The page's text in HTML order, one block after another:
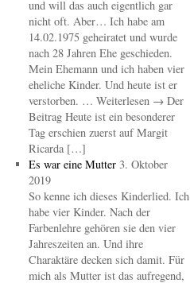
und will das auch eigentlich gar
nicht oft. Aber… Ich habe am
14.02.1975 geheiratet und wurde
nach 28 Jahren Ehe geschieden.
Mein Ehemann und ich haben vier
eheliche Kinder. Und heute ist er
verstorben. … Weiterlesen → Der
Beitrag Heute ist ein besonderer
Tag erschien zuerst auf Margit
Ricarda […]
Es war eine Mutter 3. Oktober
2019
So kenne ich dieses Kinderlied. Ich
habe vier Kinder. Nach der
Farbenlehre gehören sie den vier
Jahreszeiten an. Und ihre
Charaktäre decken sich damit. Für
mich als Mutter ist das aufregend,